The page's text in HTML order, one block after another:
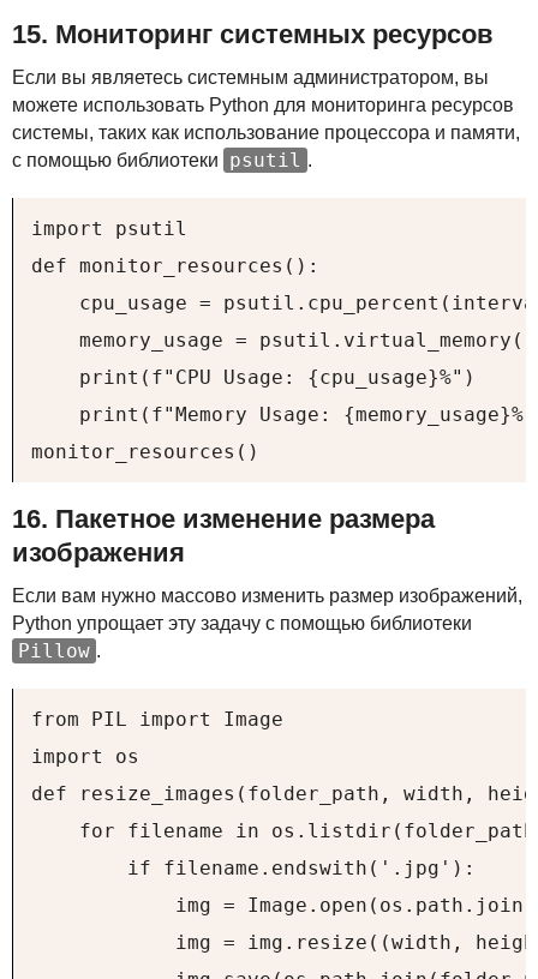
15. Мониторинг системных ресурсов
Если вы являетесь системным администратором, вы
можете использовать Python для мониторинга ресурсов
системы, таких как использование процессора и памяти,
с помощью библиотеки
psutil .
import psutil
def monitor_resources():
cpu_usage =
memory_usage =
    print(f"CPU Usage: {cpu_usage}%")
print(f"Memory Usage:
monitor_resources()
16. Пакетное изменение размера
изображения
Если вам нужно массово изменить размер изображений,
Python упрощает эту задачу с помощью библиотеки
Pillow .
from PIL import Image
import os
def resize_images(folder_path, width,
for filename in
        if filename.endswith('.jpg'):
img =
img = img.resize((width,